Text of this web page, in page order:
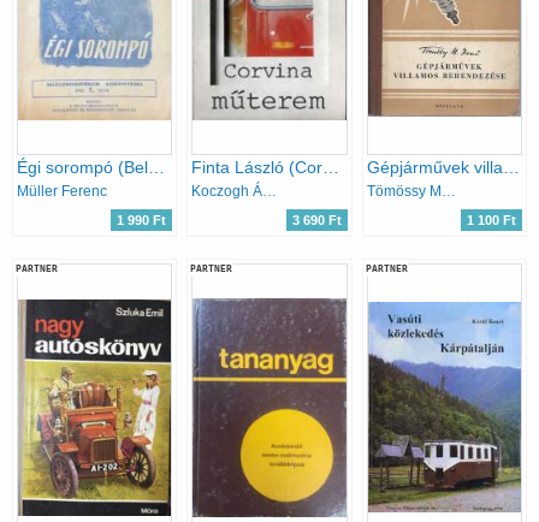
Égi sorompó (Belügyminisztérium kiskönyvtára 1962/7.)
Müller Ferenc
1 990 Ft
Finta László (Corvina Műterem)
Koczogh Ákos
3 690 Ft
Gépjárművek villamos berendezése
Tömössy M.Jenő
1 100 Ft
PARTNER PARTNER PARTNER